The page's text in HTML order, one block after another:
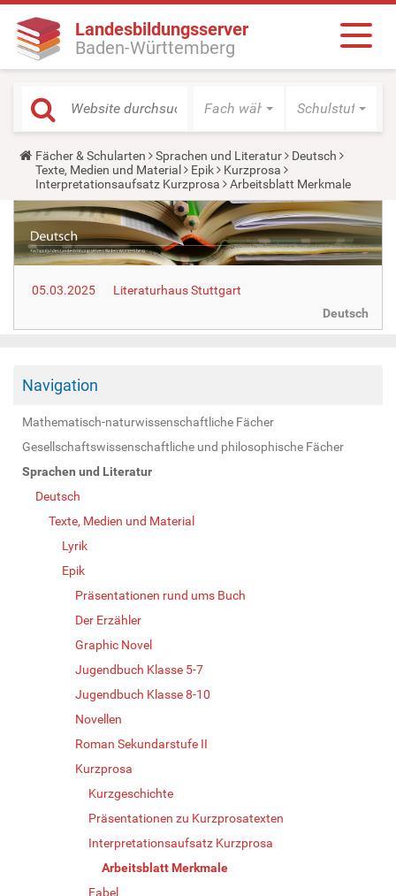
Landesbildungsserver
Baden-Württemberg
Fach wählen Schulstufe
Y
o
u
a
r
e
h
e
r
:
Fächer & Schularten Sprachen und Literatur
Deutsch
Texte, Medien und Material
Epik
Kurzprosa
Interpretationsaufsatz Kurzprosa
Arbeitsblatt Merkmale
05.03.2025
Literaturhaus Stuttgart
Deutsch
Navigation
Mathematisch-naturwissenschaftliche Fächer
Gesellschaftswissenschaftliche und philosophische Fächer
Sprachen und Literatur
Deutsch
Texte, Medien und Material
Lyrik
Epik
Präsentationen rund ums Buch
Der Erzähler
Graphic Novel
Jugendbuch Klasse 5-7
Jugendbuch Klasse 8-10
Novellen
Roman Sekundarstufe II
Kurzprosa
Kurzgeschichte
Präsentationen zu Kurzprosatexten
Interpretationsaufsatz Kurzprosa
Arbeitsblatt Merkmale
Fabel